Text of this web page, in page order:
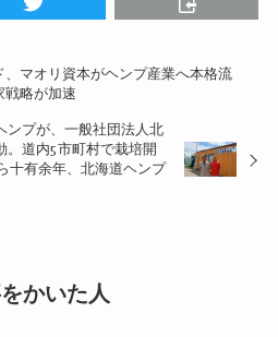
、マオリ資本がヘンプ産業へ本格流
戦略が加速
ンプが、一般社団法人北
。道内5市町村で栽培開
十有余年、北海道ヘンプ
かいた人